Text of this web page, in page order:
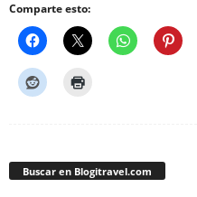
Comparte esto:
Buscar en Blogitravel.com